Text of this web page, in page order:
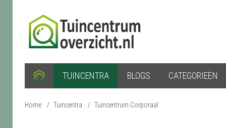
TUINCENTRA BLOGS CATEGORIEËN
Home / Tuincentra / Tuincentrum Corporaal